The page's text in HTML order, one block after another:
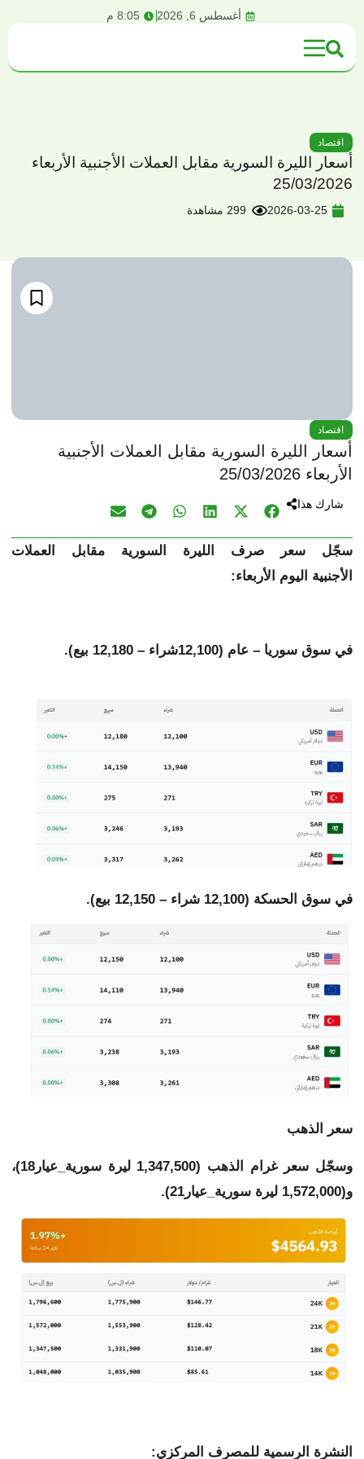
أغسطس 6, 2026 8:05 م
اقتصاد
أسعار الليرة السورية مقابل العملات الأجنبية الأربعاء
25/03/2026
2026-03-25 299 مشاهدة
اقتصاد
أسعار الليرة السورية مقابل العملات الأجنبية
الأربعاء 25/03/2026
شارك هذا
سجّل سعر صرف الليرة السورية مقابل
العملات
الأجنبية اليوم الأربعاء:
في سوق سوريا – عام (12,100شراء – 12,180 بيع).
في سوق الحسكة (12,100 شراء – 12,150 بيع).
سعر الذهب
وسجّل سعر غرام الذهب (1,347,500 ليرة سورية_عيار18)،
و(1,572,000 ليرة سورية_عيار21).
النشرة الرسمية للمصرف المركزي: